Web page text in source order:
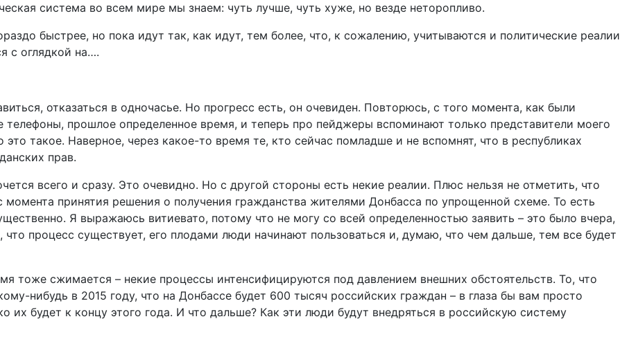
система во всем мире мы знаем: чуть лучше, чуть хуже, но везде неторопливо.
быстрее, но пока идут так, как идут, тем более, что, к сожалению, учитываются и политические реалии
с оглядкой на….
отказаться в одночасье. Но прогресс есть, он очевиден. Повторюсь, с того момента, как были
прошлое определенное время, и теперь про пейджеры вспоминают только представители моего
такое. Наверное, через какое-то время те, кто сейчас помладше и не вспомнят, что в республиках
прав.
всего и сразу. Это очевидно. Но с другой стороны есть некие реалии. Плюс нельзя не отметить, что
момента принятия решения о получения гражданства жителями Донбасса по упрощенной схеме. То есть
Я выражаюсь витиевато, потому что не могу со всей определенностью заявить – это было вчера,
что процесс существует, его плодами люди начинают пользоваться и, думаю, что чем дальше, тем все будет
тоже сжимается – некие процессы интенсифицируются под давлением внешних обстоятельств. То, что
нибудь в 2015 году, что на Донбассе будет 600 тысяч российских граждан – в глаза бы вам просто
их будет к концу этого года. И что дальше? Как эти люди будут внедряться в российскую систему